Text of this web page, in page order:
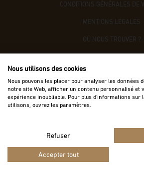
CONDITIONS GÉNÉRALES DE
MENTIONS LÉGALES
OÙ NOUS TROUVER ?
Vie privée Termes
Nous utilisons des cookies
Nous pouvons les placer pour analyser les données
notre site Web, afficher un contenu personnalisé et
expérience inoubliable. Pour plus d'informations sur
utilisons, ouvrez les paramètres.
Refuser
Accepter tout